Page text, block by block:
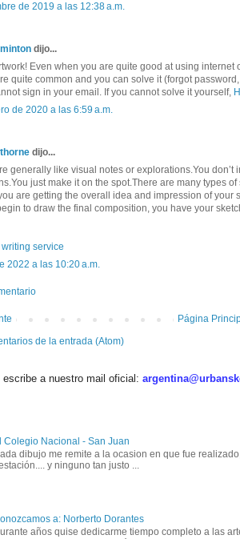
de 2019 a las 12:38 a.m.
dijo...
Even when you are quite good at using internet
quite common and you can solve it (forgot
sign in your email. If you cannot solve it yourself,
de 2020 a las 6:59 a.m.
dijo...
generally like visual notes or explorations.You don’t
just make it on the spot.There are many types
are getting the overall idea and impression of
to draw the final composition, you have your
service
2022 a las 10:20 a.m.
Página
de la entrada (Atom)
escribe a nuestro mail oficial:
Colegio Nacional - San Juan
dibujo me remite a la ocasion en que fue
y ninguno tan justo ...
a: Norberto Dorantes
años quise dedicarme tiempo completo a las